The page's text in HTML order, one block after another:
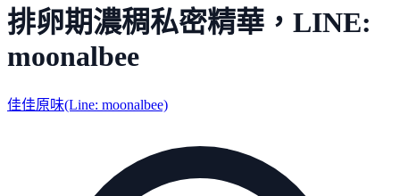
排卵期濃稠私密精華，LINE:
moonalbee
佳佳原味(Line: moonalbee)